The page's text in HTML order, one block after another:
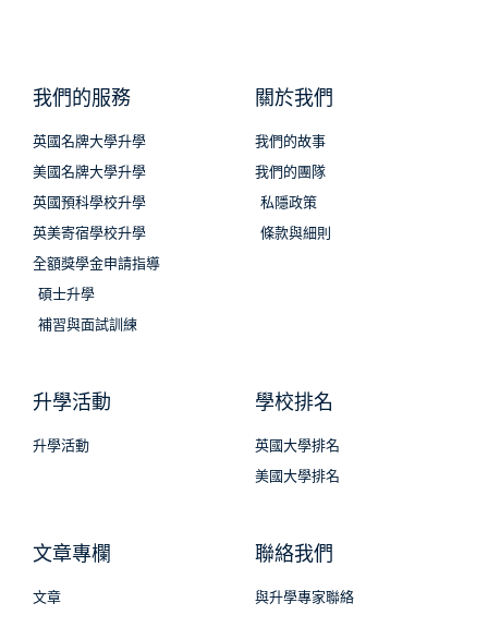
我們的服務
英國名牌大學升學
美國名牌大學升學
英國預科學校升學
英美寄宿學校升學
全額獎學金申請指導
碩士升學
補習與面試訓練
關於我們
我們的故事
我們的團隊
私隱政策
條款與細則
升學活動
升學活動
學校排名
英國大學排名
美國大學排名
文章專欄
文章
聯絡我們
與升學專家聯絡